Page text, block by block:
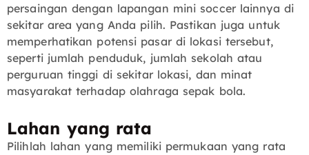
persaingan dengan lapangan mini soccer lainnya di
sekitar area yang Anda pilih. Pastikan juga untuk
memperhatikan potensi pasar di lokasi tersebut,
seperti jumlah penduduk, jumlah sekolah atau
perguruan tinggi di sekitar lokasi, dan minat
masyarakat terhadap olahraga sepak bola.
Lahan yang rata
Pilihlah lahan yang memiliki permukaan yang rata